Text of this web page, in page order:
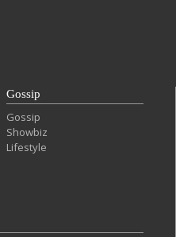
Gossip
Gossip
Showbiz
Lifestyle